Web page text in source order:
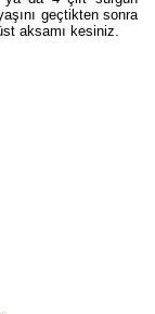
geçtikten sonra
aksamı kesiniz.